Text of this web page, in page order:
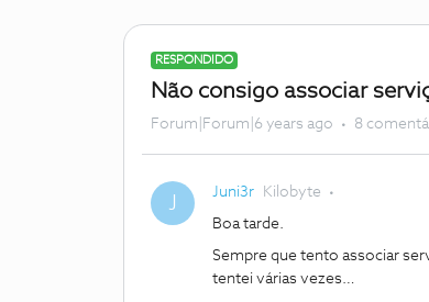
RESPONDIDO
Não consigo associar
Forum|Forum|6 years ago 8
J Juni3r Kilobyte
Boa tarde.
Sempre que tento associar
tentei várias vezes…